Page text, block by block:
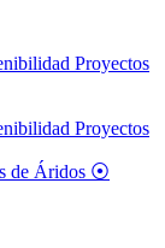
Proyectos
Proyectos
de Áridos ⦿